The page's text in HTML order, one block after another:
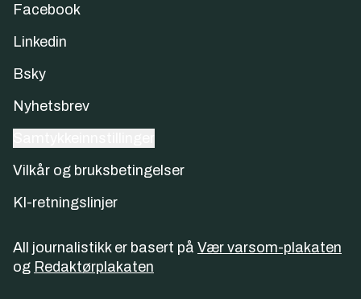
Facebook
Linkedin
Bsky
Nyhetsbrev
Vilkår og bruksbetingelser
KI-retningslinjer
All journalistikk er basert på Vær varsom-plakaten
og Redaktørplakaten